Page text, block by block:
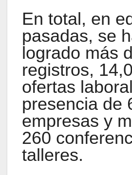
En total, en
pasadas, se
logrado más
registros,
ofertas
presencia de
empresas y
260
talleres.